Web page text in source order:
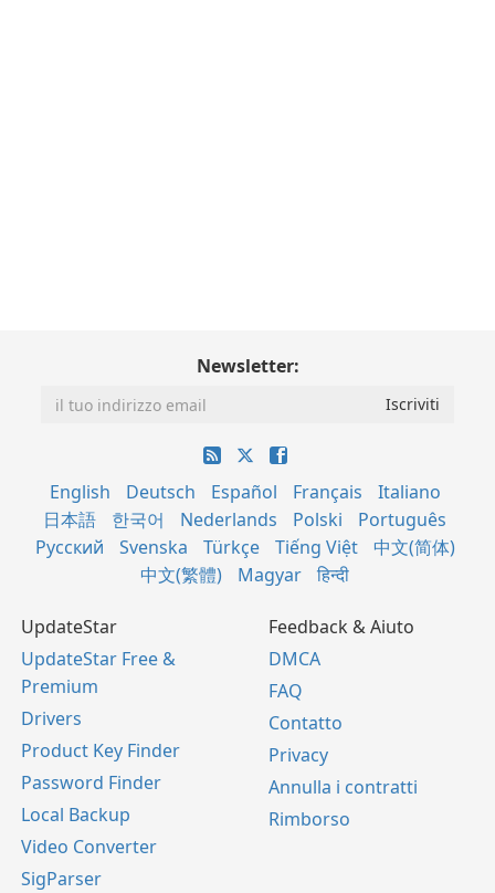
Newsletter:
English Deutsch Español Français
Italiano
日本語
한국어 Nederlands Polski
Português
Русский
Svenska Türkçe Tiếng Việt
中文(简体)
中文(繁體)
Magyar हिन्दी
UpdateStar
UpdateStar Free &
Premium
Drivers
Product Key Finder
Password Finder
Local Backup
Video Converter
SigParser
Feedback & Aiuto
DMCA
FAQ
Contatto
Privacy
Annulla i contratti
Rimborso